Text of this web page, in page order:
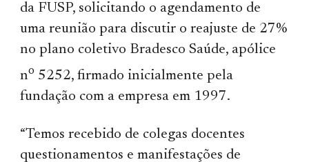
da FUSP, solicitando o agendamento de
uma reunião para discutir o reajuste de 27%
no plano coletivo Bradesco Saúde, apólice
no 5252, firmado inicialmente pela
fundação com a empresa em 1997.
“Temos recebido de colegas docentes
questionamentos e manifestações de